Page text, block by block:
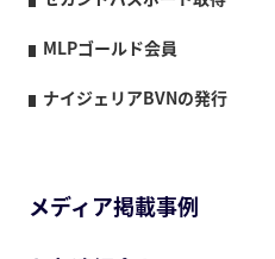
MLPゴールド会員
ナイジェリアBVNの発行
メディア掲載事例